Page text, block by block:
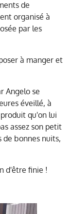
de
organisé à
par les
à manger et
Angelo se
éveillé, à
qu'on lui
assez son petit
de bonnes nuits,
d'être finie !